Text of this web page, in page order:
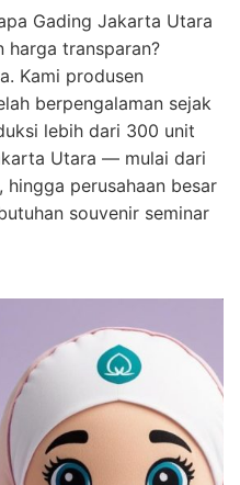
Gading Jakarta Utara
harga transparan?
Kami produsen
berpengalaman sejak
lebih dari 300 unit
Utara — mulai dari
perusahaan besar
souvenir seminar